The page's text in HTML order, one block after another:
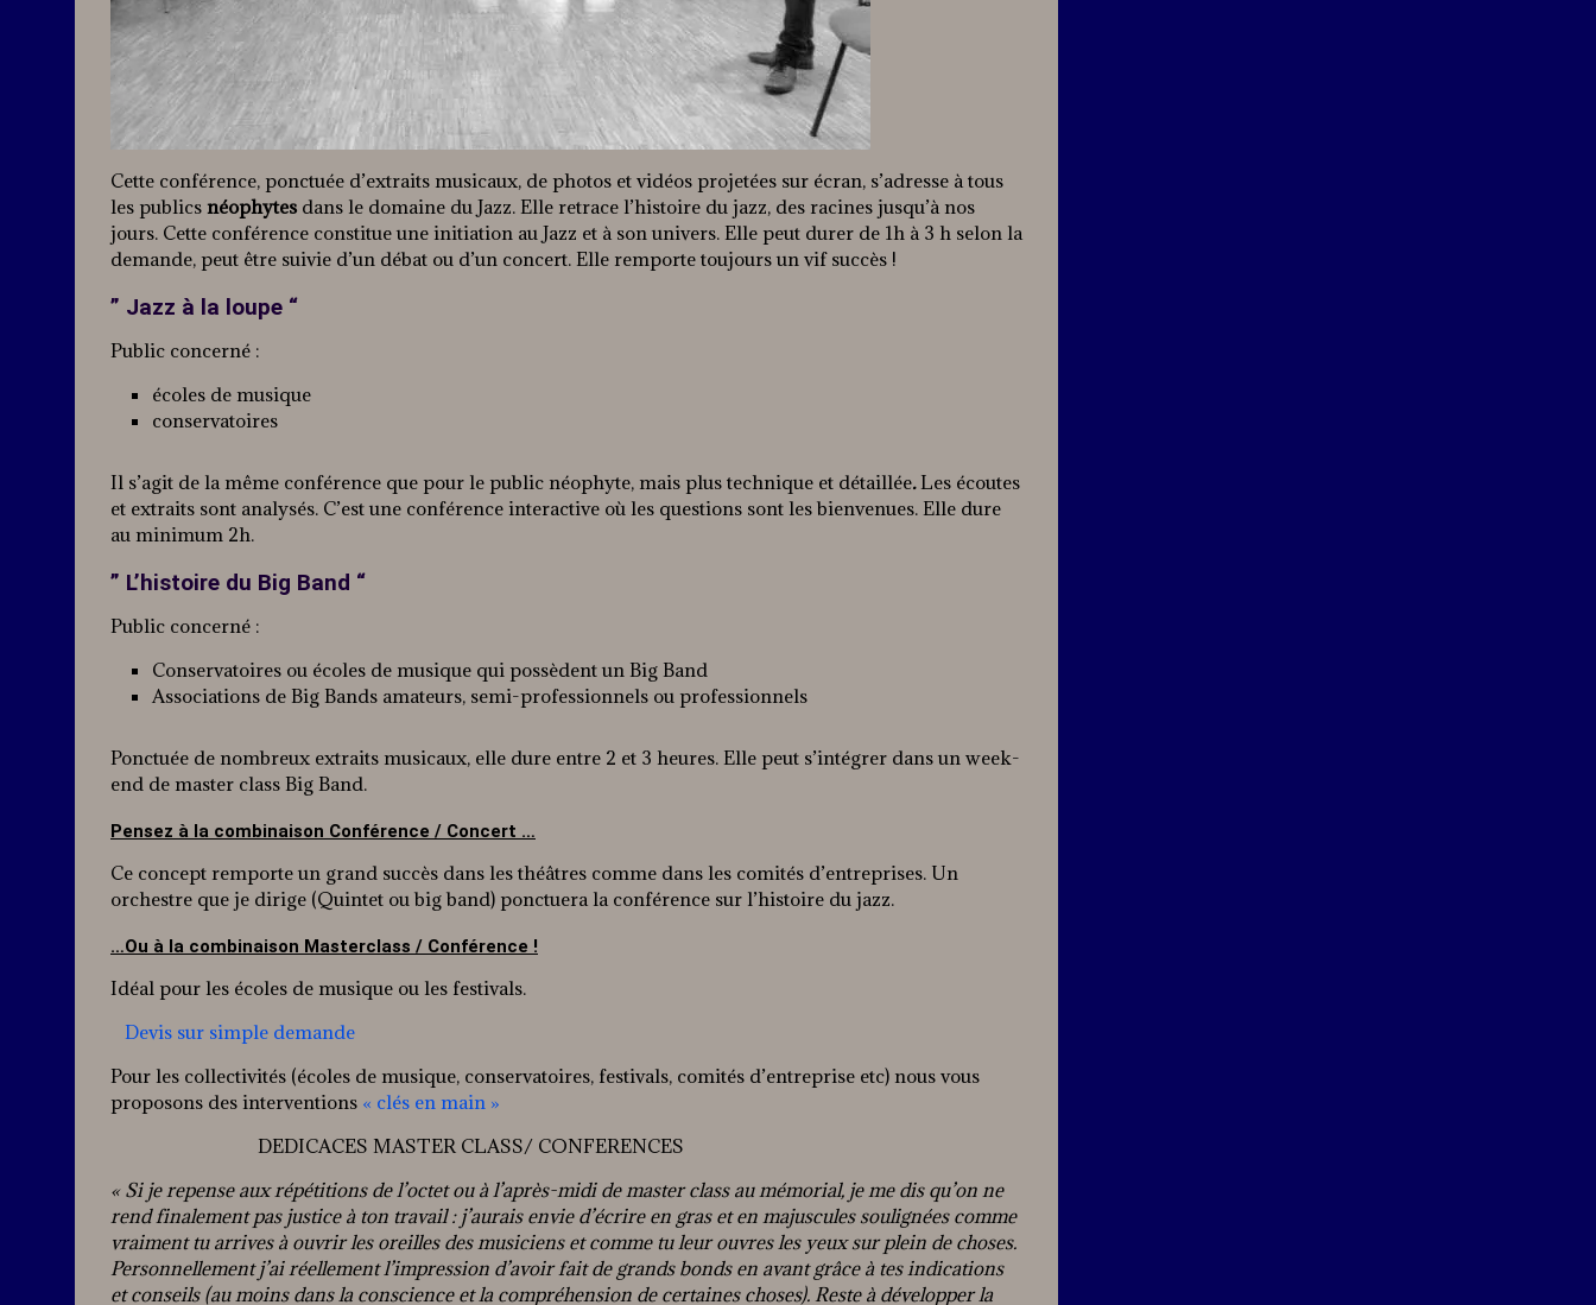
Cette conférence, ponctuée d’extraits musicaux, de photos et vidéos projetées sur écran, s’adresse à tous
les publics néophytes dans le domaine du Jazz. Elle retrace l’histoire du jazz, des racines jusqu’à nos
jours. Cette conférence constitue une initiation au Jazz et à son univers. Elle peut durer de 1h à 3 h selon la
demande, peut être suivie d’un débat ou d’un concert. Elle remporte toujours un vif succès !
” Jazz à la loupe “
Public concerné :
écoles de musique
conservatoires
Il s’agit de la même conférence que pour le public néophyte, mais plus technique et détaillée.Les écoutes
et extraits sont analysés. C’est une conférence interactive où les questions sont les bienvenues. Elle dure
au minimum 2h.
” L’histoire du Big Band “
Public concerné :
Conservatoires ou écoles de musique qui possèdent un Big Band
Associations de Big Bands amateurs, semi-professionnels ou professionnels
Ponctuée de nombreux extraits musicaux, elle dure entre 2 et 3 heures. Elle peut s’intégrer dans un week-
end de master class Big Band.
Pensez à la combinaison Conférence / Concert …
Ce concept remporte un grand succès dans les théâtres comme dans les comités d’entreprises. Un
orchestre que je dirige (Quintet ou big band) ponctuera la conférence sur l’histoire du jazz.
…Ou à la combinaison Masterclass / Conférence !
Idéal pour les écoles de musique ou les festivals.
Devis sur simple demande
Pour les collectivités (écoles de musique, conservatoires, festivals, comités d’entreprise etc) nous vous
proposons des interventions « clés en main »
DEDICACES MASTER CLASS/ CONFERENCES
« Si je repense aux répétitions de l’octet ou à l’après-midi de master class au mémorial, je me dis qu’on ne
rend finalement pas justice à ton travail : j’aurais envie d’écrire en gras et en majuscules soulignées comme
vraiment tu arrives à ouvrir les oreilles des musiciens et comme tu leur ouvres les yeux sur plein de choses.
Personnellement j’ai réellement l’impression d’avoir fait de grands bonds en avant grâce à tes indications
et conseils (au moins dans la conscience et la compréhension de certaines choses). Reste à développer la